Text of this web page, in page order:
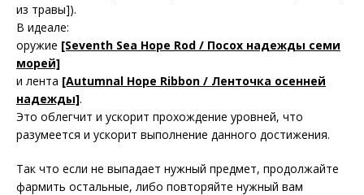
из травы]).
В идеале:
оружие [Seventh Sea Hope Rod / Посох надежды семи
морей]
и лента [Autumnal Hope Ribbon / Ленточка осенней
надежды].
Это облегчит и ускорит прохождение уровней, что
разумеется и ускорит выполнение данного достижения.
Так что если не выпадает нужный предмет, продолжайте
фармить остальные, либо повторяйте нужный вам